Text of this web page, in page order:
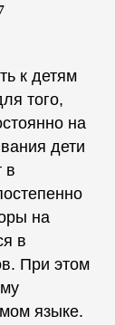
к детям
того,
на
дети
в
на
в
При этом
языке.